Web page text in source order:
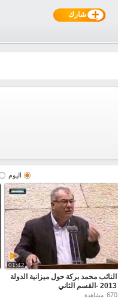
شارك
اليوم
01:42
النائب محمد بركة حول ميزانية الدولة
2013 -القسم الثاني
670 مشاهدة